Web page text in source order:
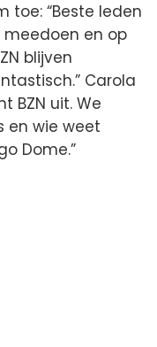
toe: “Beste leden
meedoen en op
blijven
Carola
BZN uit. We
en wie weet
Dome.”